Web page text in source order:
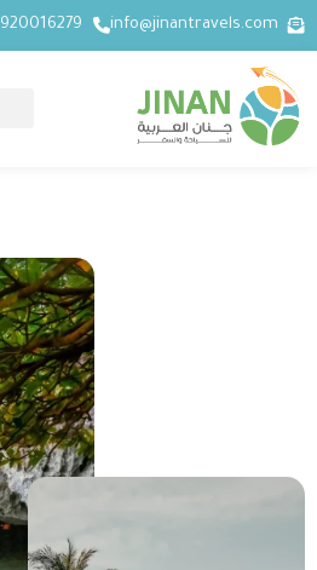
info@jinantravels.com
920016279